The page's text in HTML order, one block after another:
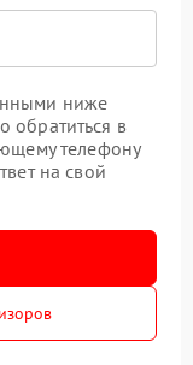
ниже
обратиться в
телефону
на свой